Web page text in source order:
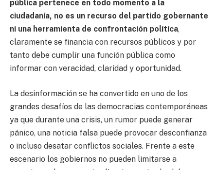
pública pertenece en todo momento a la
ciudadanía, no es un recurso del partido gobernante
ni una herramienta de confrontación política,
claramente se financia con recursos públicos y por
tanto debe cumplir una función pública como
informar con veracidad, claridad y oportunidad.
La desinformación se ha convertido en uno de los
grandes desafíos de las democracias contemporáneas
ya que durante una crisis, un rumor puede generar
pánico, una noticia falsa puede provocar desconfianza
o incluso desatar conflictos sociales. Frente a este
escenario los gobiernos no pueden limitarse a